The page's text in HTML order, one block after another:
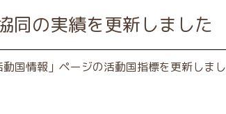
同の実績を更新しました
国情報」ページの活動国指標を更新しまし